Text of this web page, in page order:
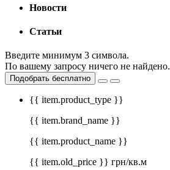
Новости
Статьи
Введите минимум 3 символа.
По вашему запросу ничего не найдено.
Подобрать бесплатно
{{ item.product_type }}
{{ item.brand_name }}
{{ item.product_name }}
{{ item.old_price }} грн/кв.м